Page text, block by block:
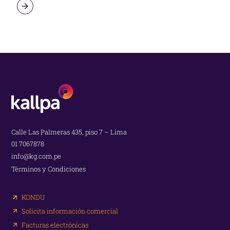
Calle Las Palmeras 435, piso 7 – Lima
01 7067878
info@kg.com.pe
Términos y Condiciones
KONDU
Solicita información comercial
Facturas electrónicas